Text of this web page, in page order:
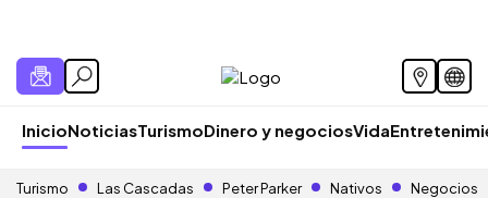
InicioNoticiasTurismoDinero y negociosVida
Turismo Las Cascadas Peter Parker Nativos Negocios